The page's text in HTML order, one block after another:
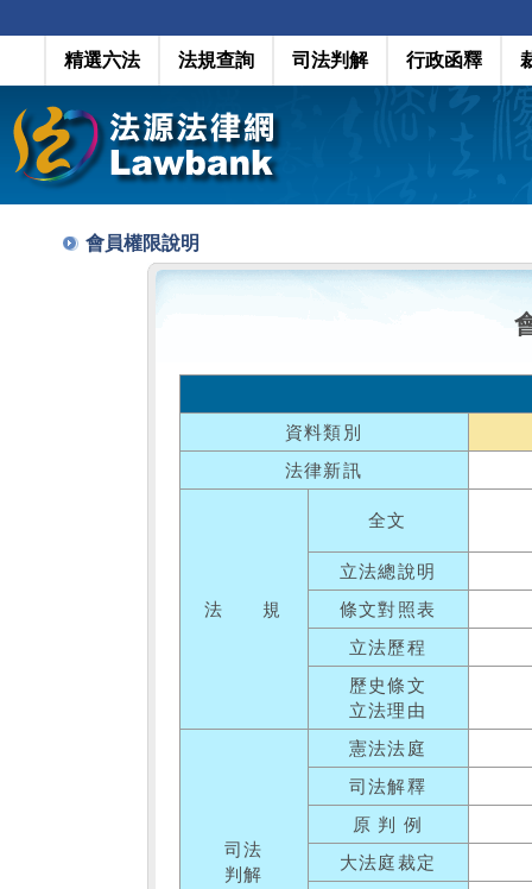
精選六法 法規查詢 司法判解 行政函釋
會員權限說明
資料類別
法律新訊
法 規
全文
立法總說明
條文對照表
立法歷程
歷史條文
立法理由
司法
判解
憲法法庭
司法解釋
原 判 例
大法庭裁定